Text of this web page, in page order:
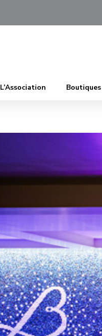
L’Association Boutiques